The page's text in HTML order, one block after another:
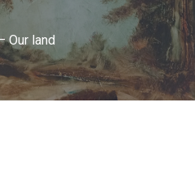
Our land